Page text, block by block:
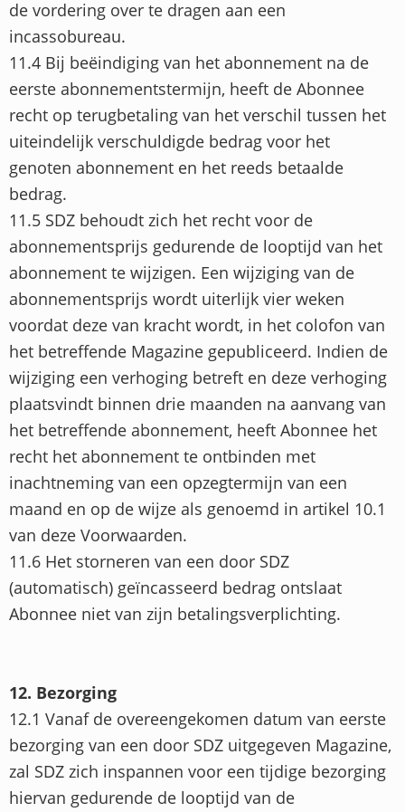
de vordering over te dragen aan een
incassobureau.
11.4 Bij beëindiging van het abonnement na de
eerste abonnementstermijn, heeft de Abonnee
recht op terugbetaling van het verschil tussen het
uiteindelijk verschuldigde bedrag voor het
genoten abonnement en het reeds betaalde
bedrag.
11.5 SDZ behoudt zich het recht voor de
abonnementsprijs gedurende de looptijd van het
abonnement te wijzigen. Een wijziging van de
abonnementsprijs wordt uiterlijk vier weken
voordat deze van kracht wordt, in het colofon van
het betreffende Magazine gepubliceerd. Indien de
wijziging een verhoging betreft en deze verhoging
plaatsvindt binnen drie maanden na aanvang van
het betreffende abonnement, heeft Abonnee het
recht het abonnement te ontbinden met
inachtneming van een opzegtermijn van een
maand en op de wijze als genoemd in artikel 10.1
van deze Voorwaarden.
11.6 Het storneren van een door SDZ
(automatisch) geïncasseerd bedrag ontslaat
Abonnee niet van zijn betalingsverplichting.
12. Bezorging
12.1 Vanaf de overeengekomen datum van eerste
bezorging van een door SDZ uitgegeven Magazine,
zal SDZ zich inspannen voor een tijdige bezorging
hiervan gedurende de looptijd van de